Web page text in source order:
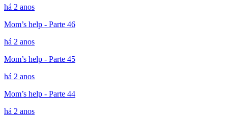
há 2 anos
Mom’s help - Parte 46
há 2 anos
Mom’s help - Parte 45
há 2 anos
Mom’s help - Parte 44
há 2 anos